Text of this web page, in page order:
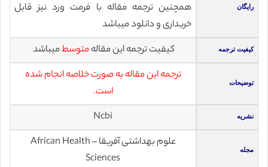
رایگان
همچنین ترجمه مقاله با فرمت ورد نیز قابل
خریداری و دانلود میباشد
کیفیت ترجمه کیفیت ترجمه این مقالهمتوسطمیباشد
توضیحات
ترجمه این مقاله به صورت خلاصه انجام شده
است.
نشریه Ncbi
مجله
علوم بهداشتی آفریقا – African Health
Sciences